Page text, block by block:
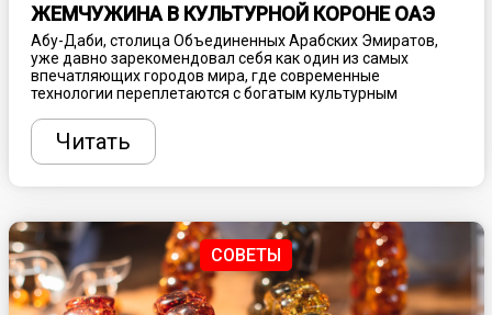
ЖЕМЧУЖИНА В КУЛЬТУРНОЙ КОРОНЕ ОАЭ
Абу-Даби, столица Объединенных Арабских Эмиратов,
уже давно зарекомендовал себя как один из самых
впечатляющих городов мира, где современные
технологии переплетаются с богатым культурным
все более привлекательным для туристов и ценителей
искусства, предлагая уникальные
достопримечательности, поражающие воображение.
науки и технологий.
Читать
СОВЕТЫ